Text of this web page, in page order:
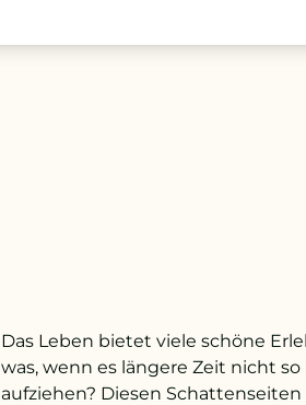
Das Leben bietet viele schöne
was, wenn es längere Zeit nicht
aufziehen? Diesen